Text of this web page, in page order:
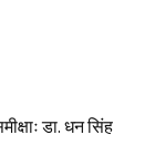
डा. धन सिंह